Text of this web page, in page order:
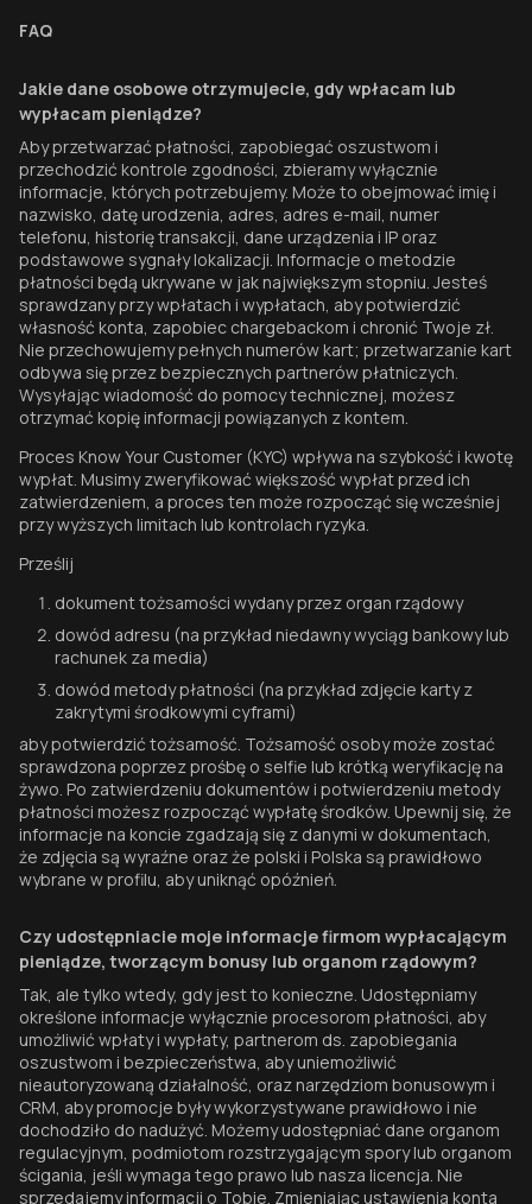
FAQ
Jakie dane osobowe otrzymujecie, gdy wpłacam lub
wypłacam pieniądze?
Aby przetwarzać płatności, zapobiegać oszustwom i
przechodzić kontrole zgodności, zbieramy wyłącznie
informacje, których potrzebujemy. Może to obejmować imię i
nazwisko, datę urodzenia, adres, adres e-mail, numer
telefonu, historię transakcji, dane urządzenia i IP oraz
podstawowe sygnały lokalizacji. Informacje o metodzie
płatności będą ukrywane w jak największym stopniu. Jesteś
sprawdzany przy wpłatach i wypłatach, aby potwierdzić
własność konta, zapobiec chargebackom i chronić Twoje zł.
Nie przechowujemy pełnych numerów kart; przetwarzanie kart
odbywa się przez bezpiecznych partnerów płatniczych.
Wysyłając wiadomość do pomocy technicznej, możesz
otrzymać kopię informacji powiązanych z kontem.
Proces Know Your Customer (KYC) wpływa na szybkość i kwotę
wypłat. Musimy zweryfikować większość wypłat przed ich
zatwierdzeniem, a proces ten może rozpocząć się wcześniej
przy wyższych limitach lub kontrolach ryzyka.
Prześlij
dokument tożsamości wydany przez organ rządowy
dowód adresu (na przykład niedawny wyciąg bankowy lub
rachunek za media)
dowód metody płatności (na przykład zdjęcie karty z
zakrytymi środkowymi cyframi)
aby potwierdzić tożsamość. Tożsamość osoby może zostać
sprawdzona poprzez prośbę o selfie lub krótką weryfikację na
żywo. Po zatwierdzeniu dokumentów i potwierdzeniu metody
płatności możesz rozpocząć wypłatę środków. Upewnij się, że
informacje na koncie zgadzają się z danymi w dokumentach,
że zdjęcia są wyraźne oraz że polski i Polska są prawidłowo
wybrane w profilu, aby uniknąć opóźnień.
Czy udostępniacie moje informacje firmom wypłacającym
pieniądze, tworzącym bonusy lub organom rządowym?
Tak, ale tylko wtedy, gdy jest to konieczne. Udostępniamy
określone informacje wyłącznie procesorom płatności, aby
umożliwić wpłaty i wypłaty, partnerom ds. zapobiegania
oszustwom i bezpieczeństwa, aby uniemożliwić
nieautoryzowaną działalność, oraz narzędziom bonusowym i
CRM, aby promocje były wykorzystywane prawidłowo i nie
dochodziło do nadużyć. Możemy udostępniać dane organom
regulacyjnym, podmiotom rozstrzygającym spory lub organom
ścigania, jeśli wymaga tego prawo lub nasza licencja. Nie
sprzedajemy informacji o Tobie. Zmieniając ustawienia konta